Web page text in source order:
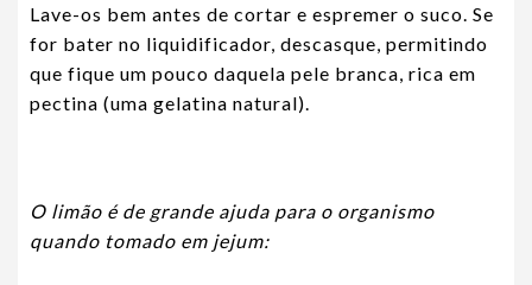
Lave-os bem antes de cortar e espremer o suco. Se
for bater no liquidificador, descasque, permitindo
que fique um pouco daquela pele branca, rica em
pectina (uma gelatina natural).
O limão é de grande ajuda para o organismo
quando tomado em jejum: